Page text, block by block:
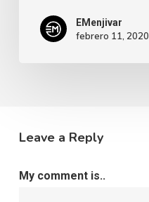
EMenjivar
febrero 11, 2020
Leave a Reply
My comment is..